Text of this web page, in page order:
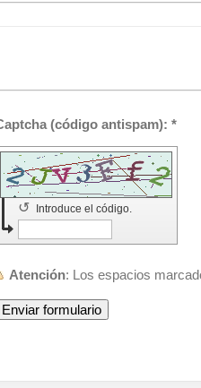
Captcha (código antispam): *
Introduce el código.
↺
Atención : Los espacios